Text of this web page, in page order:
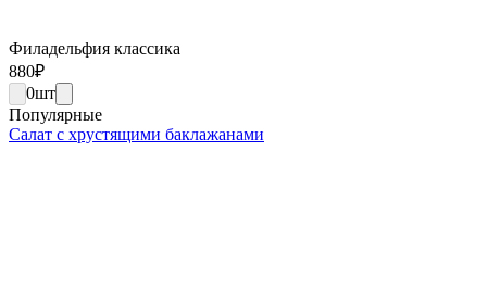
Филадельфия классика
880₽
0шт
Популярные
Салат с хрустящими баклажанами